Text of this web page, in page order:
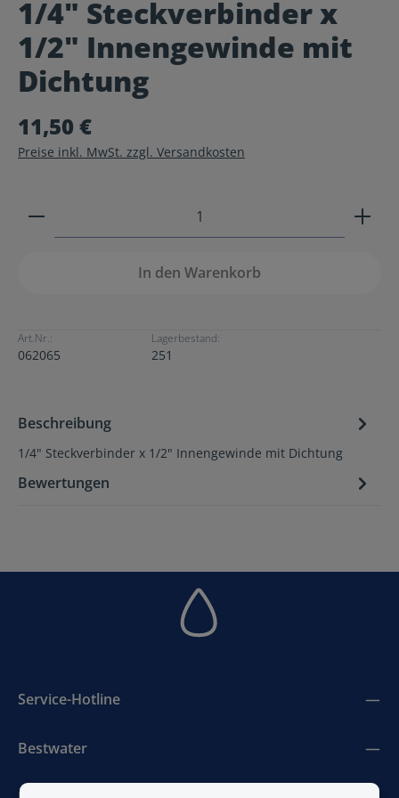
Durchschnittliche Bewertung von 0 von 5 Sternen
1/4" Steckverbinder x
1/2" Innengewinde mit
Dichtung
11,50 €
Preise inkl. MwSt. zzgl. Versandkosten
Produkt Anzahl: Gib den gewünschten Wert ein
In den Warenkorb
Art.Nr.:
062065
Lagerbestand:
251
Beschreibung
1/4" Steckverbinder x 1/2" Innengewinde mit Dichtung
Bewertungen
Service-Hotline
Bestwater